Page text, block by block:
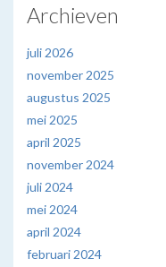
Archieven
juli 2026
november 2025
augustus 2025
mei 2025
april 2025
november 2024
juli 2024
mei 2024
april 2024
februari 2024